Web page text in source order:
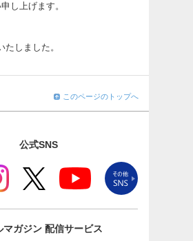
し上げます。
たしました。
このページのトップへ
公式SNS
マガジン 配信サービス